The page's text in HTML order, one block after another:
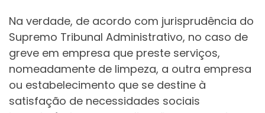
Na verdade, de acordo com jurisprudência do
Supremo Tribunal Administrativo, no caso de
greve em empresa que preste serviços,
nomeadamente de limpeza, a outra empresa
ou estabelecimento que se destine à
satisfação de necessidades sociais